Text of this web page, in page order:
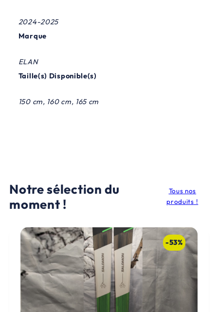
0
0
€
.
.
2024-2025
Marque
ELAN
Taille(s) Disponible(s)
150 cm, 160 cm, 165 cm
Notre sélection du
moment !
Tous nos
produits !
-53%